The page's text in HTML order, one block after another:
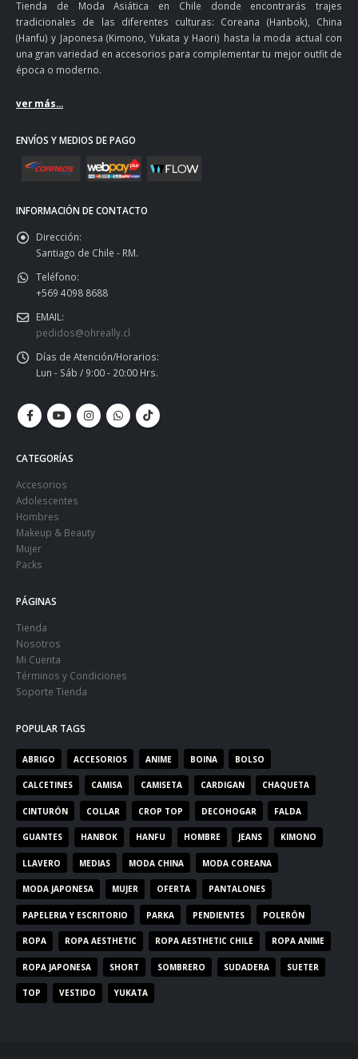
Tienda de Moda Asiática en Chile donde encontrarás trajes
tradicionales de las diferentes culturas: Coreana (Hanbok), China
(Hanfu) y Japonesa (Kimono, Yukata y Haori) hasta la moda actual con
una gran variedad en accesorios para complementar tu mejor outfit de
época o moderno.
ver más...
ENVÍOS Y MEDIOS DE PAGO
INFORMACIÓN DE CONTACTO
Dirección:
Santiago de Chile - RM.
Teléfono:
+569 4098 8688
EMAIL:
pedidos@ohreally.cl
Días de Atención/Horarios:
Lun - Sáb / 9:00 - 20:00 Hrs.
CATEGORÍAS
Accesorios
Adolescentes
Hombres
Makeup & Beauty
Mujer
Packs
PÁGINAS
Tienda
Nosotros
Mi Cuenta
Términos y Condiciones
Soporte Tienda
POPULAR TAGS
ABRIGO ACCESORIOS ANIME BOINA BOLSO
CALCETINES CAMISA CAMISETA CARDIGAN CHAQUETA
CINTURÓN COLLAR CROP TOP DECOHOGAR FALDA
GUANTES HANBOK HANFU HOMBRE JEANS KIMONO
LLAVERO MEDIAS MODA CHINA MODA COREANA
MODA JAPONESA MUJER OFERTA PANTALONES
PAPELERIA Y ESCRITORIO PARKA PENDIENTES POLERÓN
ROPA ROPA AESTHETIC ROPA AESTHETIC CHILE ROPA ANIME
ROPA JAPONESA SHORT SOMBRERO SUDADERA SUETER
TOP VESTIDO YUKATA